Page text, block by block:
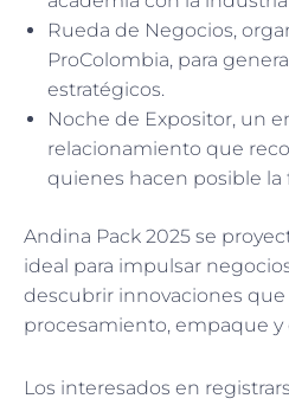
Rueda de Negocios,
ProColombia, para
estratégicos.
Noche de Expositor, un
relacionamiento que
quienes hacen posible la
Andina Pack 2025 se
ideal para impulsar
descubrir innovaciones
procesamiento, empaque y
Los interesados en